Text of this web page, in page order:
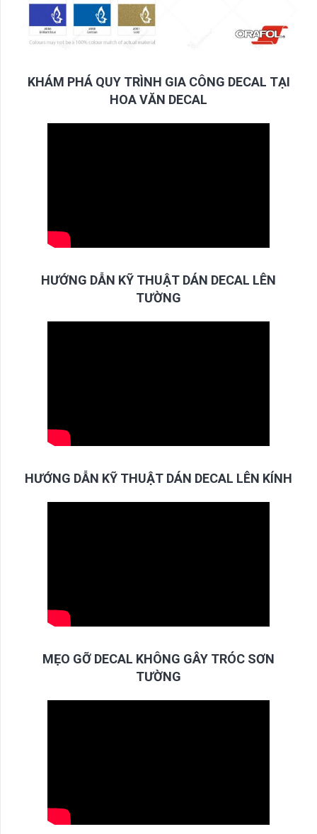
KHÁM PHÁ QUY TRÌNH GIA CÔNG DECAL TẠI
HOA VĂN DECAL
HƯỚNG DẪN KỸ THUẬT DÁN DECAL LÊN
TƯỜNG
HƯỚNG DẪN KỸ THUẬT DÁN DECAL LÊN KÍNH
MẸO GỠ DECAL KHÔNG GÂY TRÓC SƠN
TƯỜNG